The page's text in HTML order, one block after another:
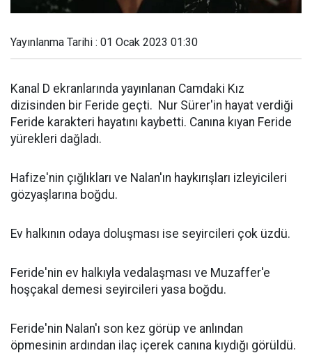
Yayınlanma Tarihi : 01 Ocak 2023 01:30
Kanal D ekranlarında yayınlanan Camdaki Kız
dizisinden bir Feride geçti. Nur Sürer'in hayat verdiği
Feride karakteri hayatını kaybetti. Canına kıyan Feride
yürekleri dağladı.
Hafize'nin çığlıkları ve Nalan'ın haykırışları izleyicileri
gözyaşlarına boğdu.
Ev halkının odaya doluşması ise seyircileri çok üzdü.
Feride'nin ev halkıyla vedalaşması ve Muzaffer'e
hoşçakal demesi seyircileri yasa boğdu.
Feride'nin Nalan'ı son kez görüp ve anlından
öpmesinin ardından ilaç içerek canına kıydığı görüldü.